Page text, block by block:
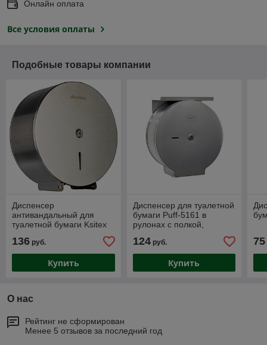
Онлайн оплата
Все условия оплаты
Подобные товары компании
Диспенсер
антивандальный для
туалетной бумаги Ksitex
(нержавейка, матовый)
136 руб.
Купить
Диспенсер для туалетной
бумаги Puff-5161 в
рулонах с полкой,
матовый
124руб.
Купить
75
О нас
Рейтинг не сформирован
Менее 5 отзывов за последний год